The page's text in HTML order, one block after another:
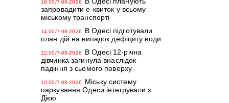
16:00/7-08-2026
запровадити е-квиток у всьому
міському транспорті
14:00/7-08-2026
В Одесі підготували
план дій на випадок дефіциту води
12:00/7-08-2026
В Одесі 12-річна
дівчинка загинула внаслідок
падіння з сьомого поверху
10:00/7-08-2026
Міську систему
паркування Одеси інтегрували з
Дією